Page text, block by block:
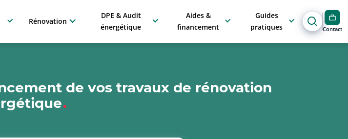
Rénovation
DPE & Audit
énergétique
Aides &
financement
Guides
pratiques
Contact
de vos travaux de rénovation